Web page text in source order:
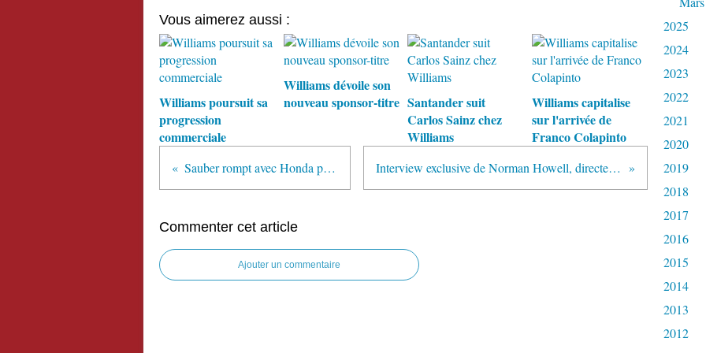
Vous aimerez aussi :
Williams poursuit sa
progression
commerciale
Williams dévoile son
nouveau sponsor-titre Santander suit
Carlos Sainz chez
Williams
Williams capitalise
sur l'arrivée de
Franco Colapinto
Sauber rompt avec Honda pour rester avec Ferrari Interview exclusive de Norman Howell, directeur de la communication de la F1
Commenter cet article
Ajouter un commentaire
2025
2024
2023
2022
2021
2020
2019
2018
2017
2016
2015
2014
2013
2012